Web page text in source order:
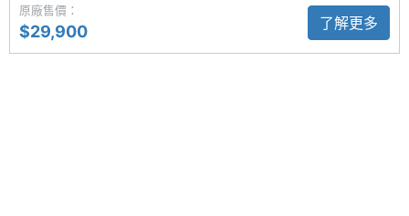
◎ 內建 Apple M2 晶片
◎ 8GB RAM + 512GB ROM
主螢幕
材質
原廠售價：
$29,900 了解更多